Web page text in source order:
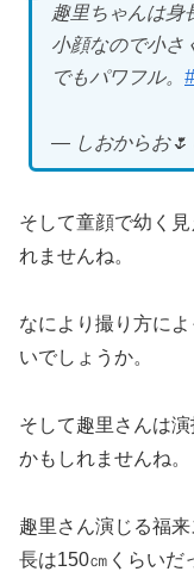
趣里ちゃんは身
小顔なので小さ
でもパワフル。
— しおからお🌷
そして童顔で幼く
れませんね。
なにより撮り方に
いでしょうか。
そして趣里さんは
かもしれませんね。
趣里さん演じる福
長は150㎝くらいだ